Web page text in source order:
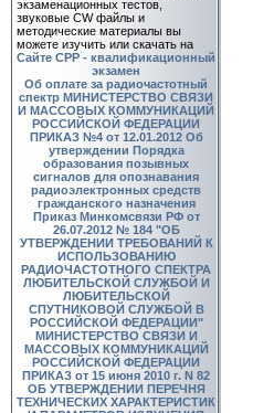
экзаменационных тестов,
звуковые CW файлы и
методические материалы вы
можете изучить или скачать на
Сайте СРР - квалификационный
экзамен
Об оплате за радиочастотный
спектр МИНИСТЕРСТВО СВЯЗИ
И МАССОВЫХ КОММУНИКАЦИЙ
РОССИЙСКОЙ ФЕДЕРАЦИИ
ПРИКАЗ №4 от 12.01.2012 Об
утверждении Порядка
образования позывных
сигналов для опознавания
радиоэлектронных средств
гражданского назначения
Приказ Минкомсвязи РФ от
26.07.2012 № 184 "ОБ
УТВЕРЖДЕНИИ ТРЕБОВАНИЙ К
ИСПОЛЬЗОВАНИЮ
РАДИОЧАСТОТНОГО СПЕКТРА
ЛЮБИТЕЛЬСКОЙ СЛУЖБОЙ И
ЛЮБИТЕЛЬСКОЙ
СПУТНИКОВОЙ СЛУЖБОЙ В
РОССИЙСКОЙ ФЕДЕРАЦИИ"
МИНИСТЕРСТВО СВЯЗИ И
МАССОВЫХ КОММУНИКАЦИЙ
РОССИЙСКОЙ ФЕДЕРАЦИИ
ПРИКАЗ от 15 июня 2010 г. N 82
ОБ УТВЕРЖДЕНИИ ПЕРЕЧНЯ
ТЕХНИЧЕСКИХ ХАРАКТЕРИСТИК